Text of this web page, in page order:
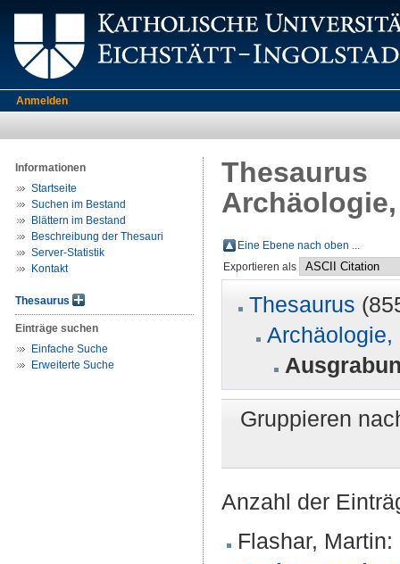
Anmelden
Informationen
Startseite
Suchen im Bestand
Blättern im Bestand
Beschreibung der Thesauri
Server-Statistik
Kontakt
Thesaurus
Einträge suchen
Einfache Suche
Erweiterte Suche
Thesaurus
Eine Ebene nach oben ...
Exportieren als
Thesaurus
Archäologie,
Gruppieren
Anzahl der
Flashar, Martin: